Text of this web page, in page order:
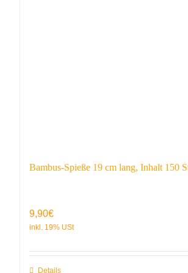
Bambus-Spieße 19 cm lang, Inhalt 150
9,90€
Details